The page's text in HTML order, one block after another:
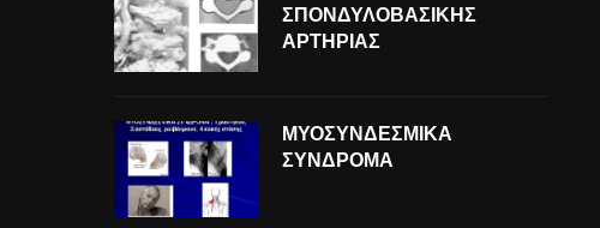
ΣΠΟΝΔΥΛΟΒΑΣΙΚΗΣ
ΑΡΤΗΡΙΑΣ
ΜΥΟΣΥΝΔΕΣΜΙΚΑ
ΣΥΝΔΡΟΜΑ